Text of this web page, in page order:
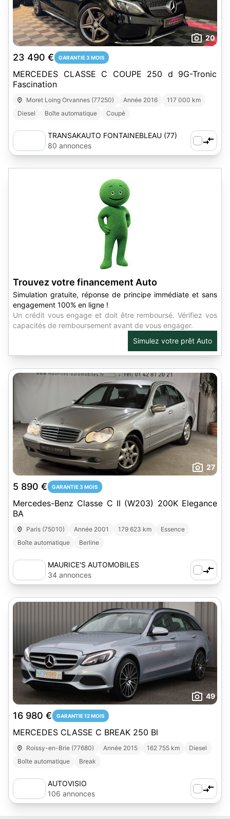
20
23 490 € GARANTIE 3 MOIS
MERCEDES CLASSE C COUPE 250 d 9G-Tronic
Fascination
Moret Loing Orvannes (77250) Année 2016
117 000 km
Diesel
Boîte automatique Coupé
TRANSAKAUTO FONTAINEBLEAU (77)
80 annonces
Trouvez votre financement Auto
Simulation gratuite, réponse de principe immédiate et sans
engagement 100% en ligne !
Un crédit vous engage et doit être remboursé. Vérifiez vos
capacités de remboursement avant de vous engager.
Simulez votre prêt Auto
27
5 890 € GARANTIE 3 MOIS
Mercedes-Benz Classe C II (W203) 200K Elegance
BA
Paris (75010) Année 2001 179 623 km
Essence
Boîte automatique
Berline
MAURICE'S AUTOMOBILES
34 annonces
49
16 980 € GARANTIE 12 MOIS
MERCEDES CLASSE C BREAK 250 Bl
Roissy-en-Brie (77680) Année 2015 162 755 km
Diesel
Boîte automatique
Break
AUTOVISIO
106 annonces